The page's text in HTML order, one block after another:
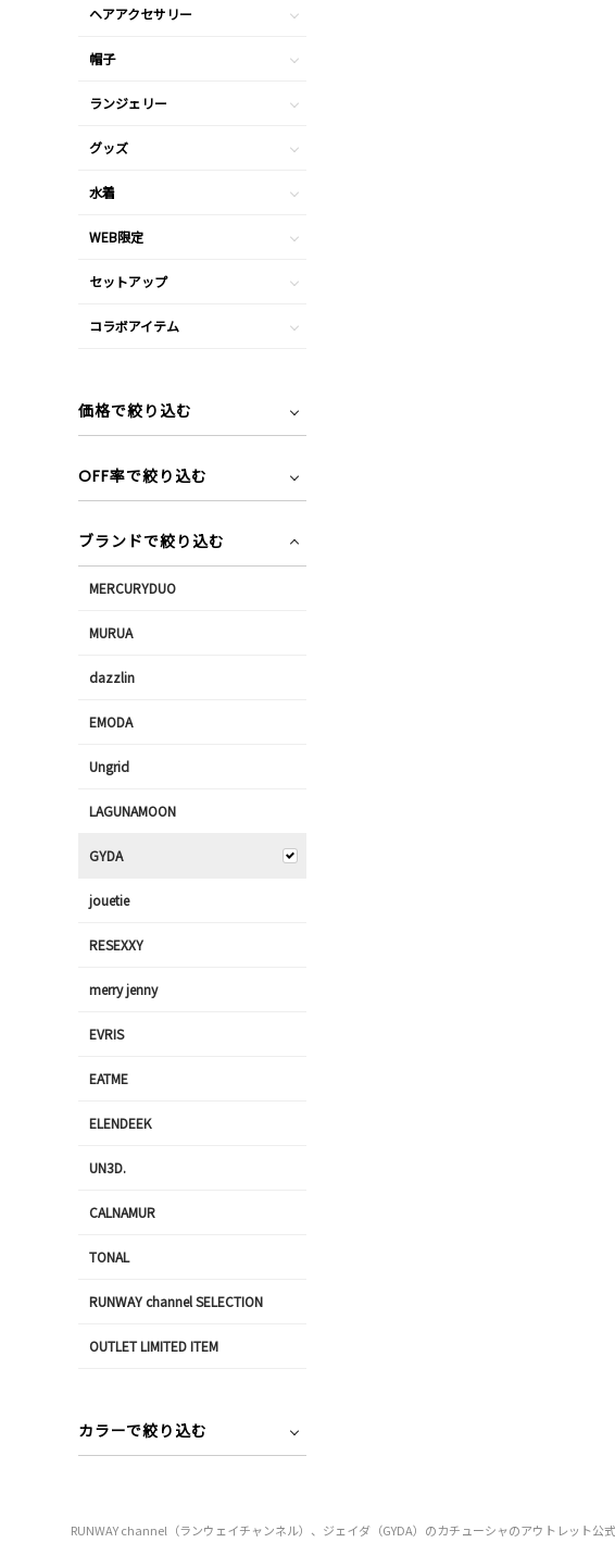
ヘアアクセサリー
帽子
ランジェリー
グッズ
水着
WEB限定
セットアップ
コラボアイテム
価格で絞り込む
OFF率で絞り込む
ブランドで絞り込む
MERCURYDUO
MURUA
dazzlin
EMODA
Ungrid
LAGUNAMOON
GYDA
jouetie
RESEXXY
merry jenny
EVRIS
EATME
ELENDEEK
UN3D.
CALNAMUR
TONAL
RUNWAY channel SELECTION
OUTLET LIMITED ITEM
カラーで絞り込む
RUNWAY channel（ランウェイチャンネル）、ジェイダ（GYDA）のカチューシャのアウトレット